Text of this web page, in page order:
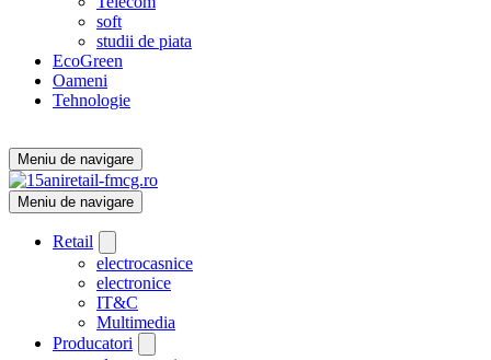
soft
studii de piata
EcoGreen
Oameni
Tehnologie
Meniu de navigare
Meniu de navigare
Retail
electrocasnice
electronice
IT&C
Multimedia
Producatori